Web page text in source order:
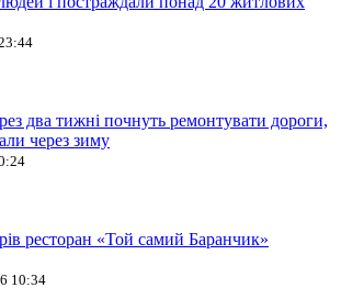
два тижні почнуть ремонтувати дороги,
через зиму
ресторан «Той самий Баранчик»
10:34